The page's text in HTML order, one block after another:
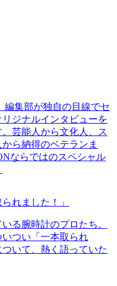
編集部が独自の目線でセ
ジナルインタビューを
芸能人から文化人、ス
ら納得のベテランま
ならではのスペシャル
れました！」
る腕時計のプロたち。
つい「一本取られ
いて、熱く語っていた